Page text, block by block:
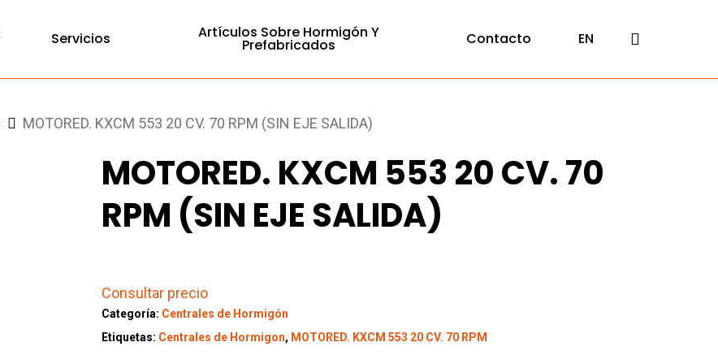
Servicios Artículos Sobre Hormigón Y
Prefabricados Contacto EN
MOTORED. KXCM 553 20 CV. 70 RPM (SIN EJE SALIDA)
MOTORED. KXCM 553 20 CV. 70
RPM (SIN EJE SALIDA)
Consultar precio
Categoría: Centrales de Hormigón
Etiquetas: Centrales de Hormigon, MOTORED. KXCM 553 20 CV. 70 RPM